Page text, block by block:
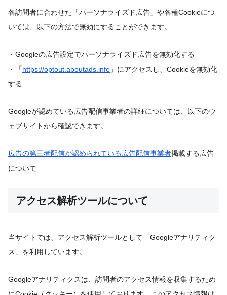
各訪問者に合わせた「パーソナライズド広告」や各種Cookieにつ
いては、以下の方法で無効にすることができます。
・Googleの広告設定でパーソナライズド広告を無効化する
・「https://optout.aboutads.info 」にアクセスし、Cookieを無効化
する
Googleが認めている広告配信事業者の詳細については、以下のウ
ェブサイトから確認できます。
広告の第三者配信が認められている広告配信事業者掲載する広告
について
アクセス解析ツールについて
当サイトでは、アクセス解析ツールとして「Googleアナリティク
ス」を利用しています。
Googleアナリティクスは、訪問者のアクセス情報を収集するため